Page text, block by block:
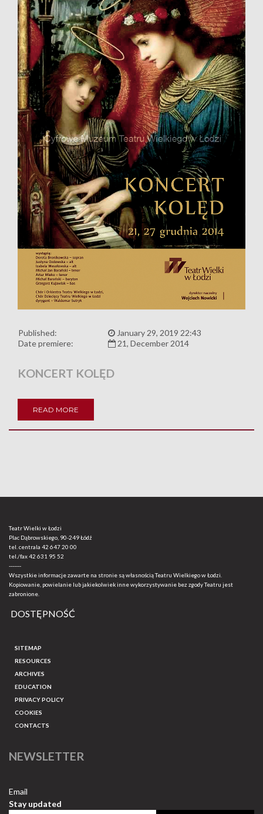
Published:
January 29, 2019 22:43
Date premiere:
21, December 2014
KONCERT KOLĘD
READ MORE
Teatr Wielki w Łodzi
Plac Dąbrowskiego, 90-249 Łódź
tel. centrala 42 647 20 00
tel./fax42 631 95 52
-------
Wszystkie informacje zawarte na stronie są własnością Teatru Wielkiego w Łodzi.
Kopiowanie, powielanie lub jakiekolwiek inne wykorzystywanie bez zgody Teatru jest
zabronione.
DOSTĘPNOŚĆ
SITEMAP
RESOURCES
ARCHIVES
EDUCATION
PRIVACY POLICY
COOKIES
CONTACTS
NEWSLETTER
Email
Stay updated